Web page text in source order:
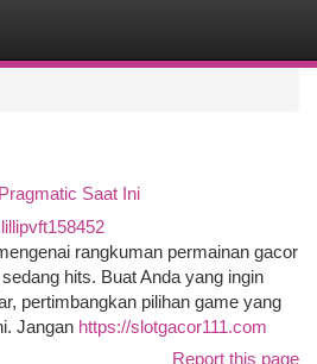
Saat Ini
lillipvft158452
rangkuman permainan gacor
hits. Buat Anda yang ingin
pertimbangkan pilihan game yang
Jangan https://slotgacor111.com
Report this page